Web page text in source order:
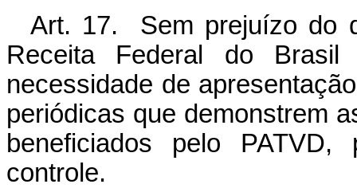
Art. 17. Sem prejuízo do
Receita Federal do
necessidade de
periódicas que demonstrem
beneficiados pelo
controle.